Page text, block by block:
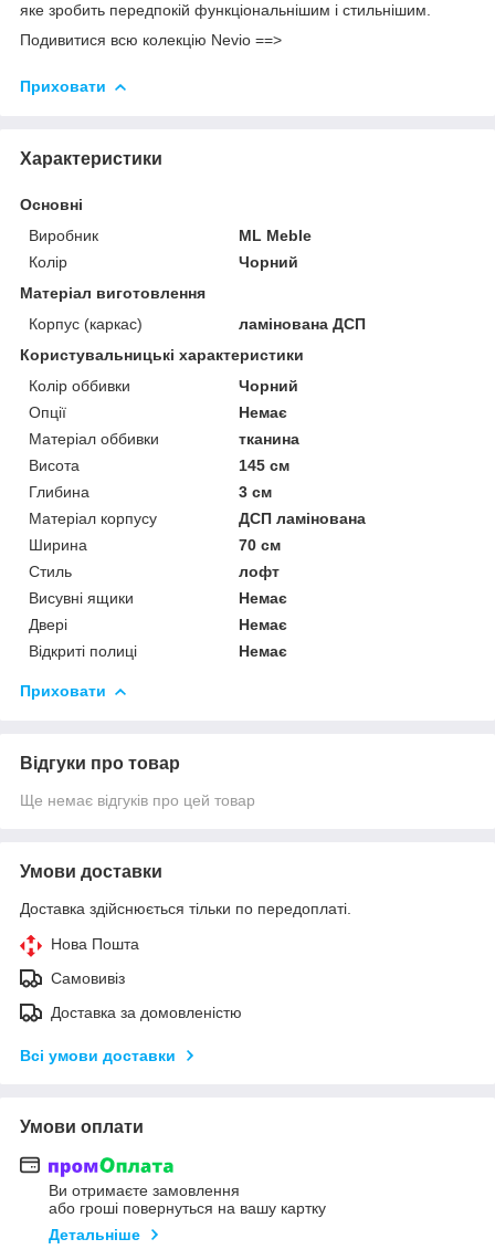
яке зробить передпокій функціональнішим і стильнішим.
Подивитися всю колекцію Nevio ==>
Приховати
Характеристики
Основні
Виробник
ML Meble
Колір
Чорний
Матеріал виготовлення
Корпус (каркас)
ламінована ДСП
Користувальницькі характеристики
Колір оббивки
Чорний
Опції
Немає
Матеріал оббивки
тканина
Висота
145 см
Глибина
3 см
Матеріал корпусу
ДСП ламінована
Ширина
70 см
Стиль
лофт
Висувні ящики
Немає
Двері
Немає
Відкриті полиці
Немає
Приховати
Відгуки про товар
Ще немає відгуків про цей товар
Умови доставки
Доставка здійснюється тільки по передоплаті.
Нова Пошта
Самовивіз
Доставка за домовленістю
Всі умови доставки
Умови оплати
Ви отримаєте замовлення
або гроші повернуться на вашу картку
Детальніше